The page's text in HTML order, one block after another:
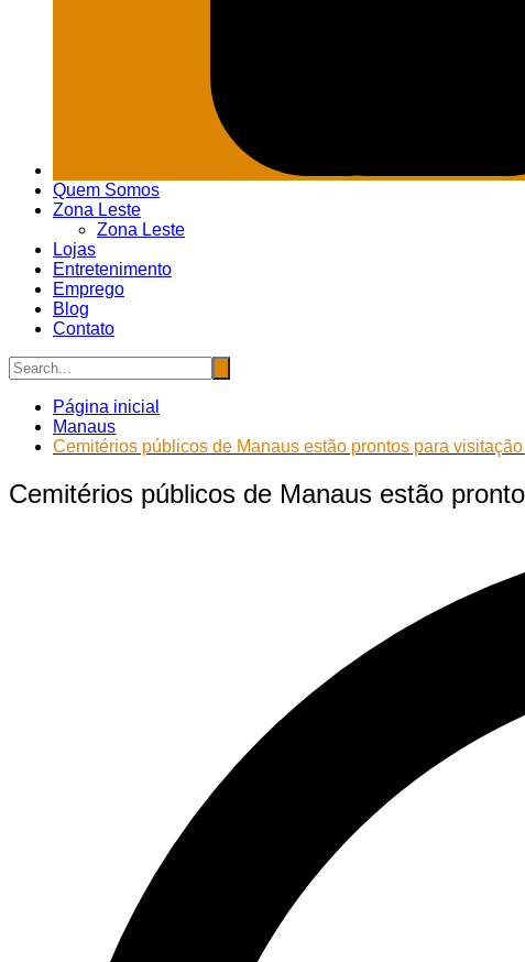
Quem Somos
Zona Leste
Zona Leste
Lojas
Entretenimento
Emprego
Blog
Contato
Página inicial
Manaus
Cemitérios públicos de Manaus estão prontos para
Cemitérios públicos de Manaus estão